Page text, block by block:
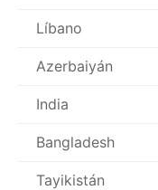
Líbano
Azerbaiyán
India
Bangladesh
Tayikistán